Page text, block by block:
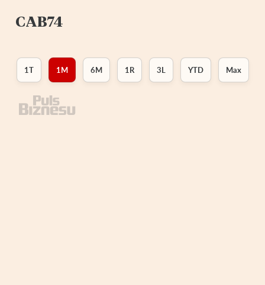
CAB74
1T 1M 6M 1R 3L YTD Max